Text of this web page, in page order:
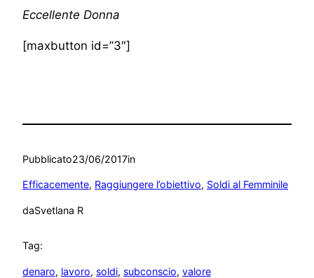
Eccellente Donna
[maxbutton id=”3″]
Pubblicato23/06/2017in
Efficacemente, Raggiungere l’obiettivo, Soldi al Femminile
daSvetlana R
Tag:
denaro, lavoro, soldi, subconscio, valore